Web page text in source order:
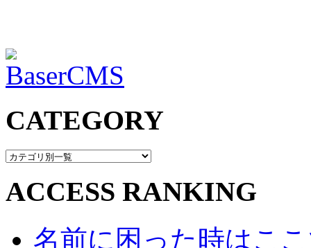
CATEGORY
ACCESS RANKING
名前に困った時はここ